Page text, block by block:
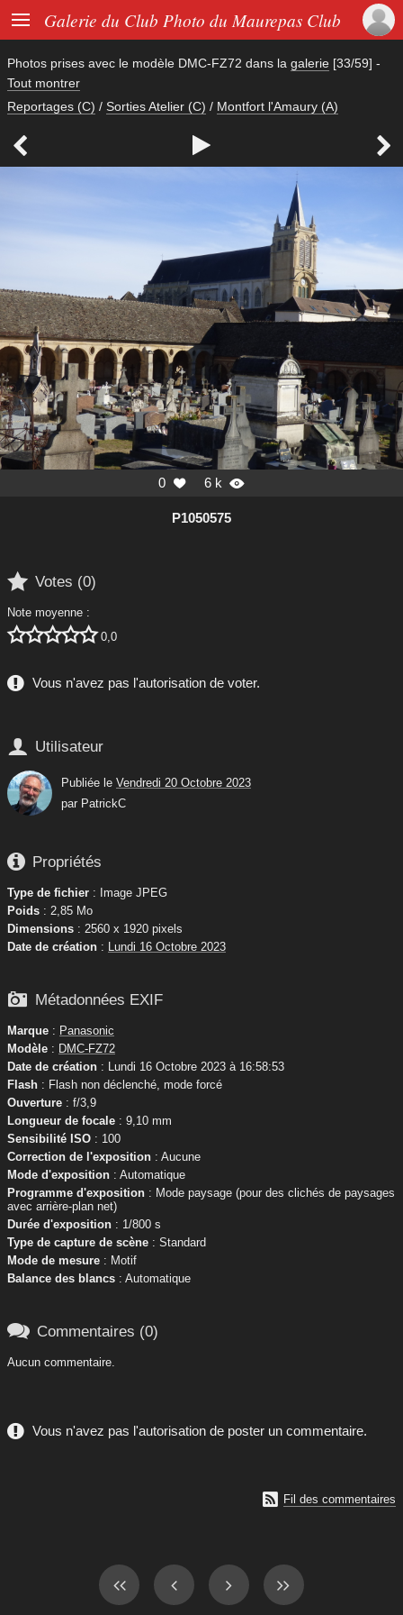
 Galerie du Club Photo du Maurepas Club
Photos prises avec le modèle DMC-FZ72 dans la galerie [33/59] -
Tout montrer
Reportages (C) / Sorties Atelier (C) / Montfort l'Amaury (A)
  
0  6 k 
P1050575
 Votes (0)
Note moyenne :
 0,0
Vous n'avez pas l'autorisation de voter.
 Utilisateur
Publiée le Vendredi 20 Octobre 2023
par PatrickC
 Propriétés
Type de fichier : Image JPEG
Poids : 2,85 Mo
Dimensions : 2560 x 1920 pixels
Date de création : Lundi 16 Octobre 2023
 Métadonnées EXIF
Marque : Panasonic
Modèle : DMC-FZ72
Date de création : Lundi 16 Octobre 2023 à 16:58:53
Flash : Flash non déclenché, mode forcé
Ouverture : f/3,9
Longueur de focale : 9,10 mm
Sensibilité ISO : 100
Correction de l'exposition : Aucune
Mode d'exposition : Automatique
Programme d'exposition : Mode paysage (pour des clichés de paysages
avec arrière-plan net)
Durée d'exposition : 1/800 s
Type de capture de scène : Standard
Mode de mesure : Motif
Balance des blancs : Automatique
 Commentaires (0)
Aucun commentaire.
Vous n'avez pas l'autorisation de poster un commentaire.
 Fil des commentaires